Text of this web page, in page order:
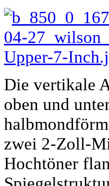
Die vertikale
oben und
zwei 2-Zoll-
Hochtöner